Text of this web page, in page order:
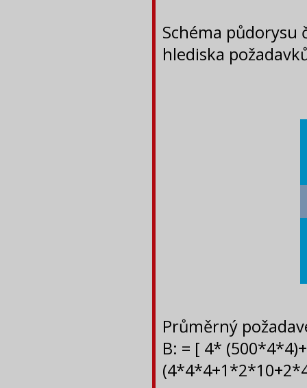
Schéma půdorysu
hlediska
Průměrný
B: = [ 4*